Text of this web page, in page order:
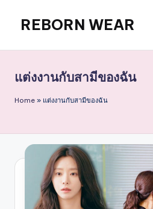
content
REBORN WEAR
แต่งงานกับสามีของฉัน
Home » แต่งงานกับสามีของฉัน